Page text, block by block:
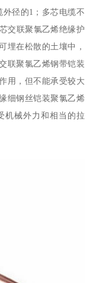
径的1；多芯电缆不
交联聚氯乙烯绝缘护
埋在松散的土壤中，
联聚氯乙烯钢带铠装
用，但不能承受较大
细钢丝铠装聚氯乙烯
机械外力和相当的拉